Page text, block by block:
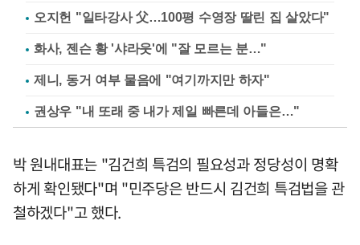
오지헌 "일타강사 父…100평 수영장 딸린 집 살았다"
화사, 젠슨 황 '샤라웃'에 "잘 모르는 분…"
제니, 동거 여부 물음에 "여기까지만 하자"
권상우 "내 또래 중 내가 제일 빠른데 아들은…"
박 원내대표는 "김건희 특검의 필요성과 정당성이 명확
하게 확인됐다"며 "민주당은 반드시 김건희 특검법을 관
철하겠다"고 했다.